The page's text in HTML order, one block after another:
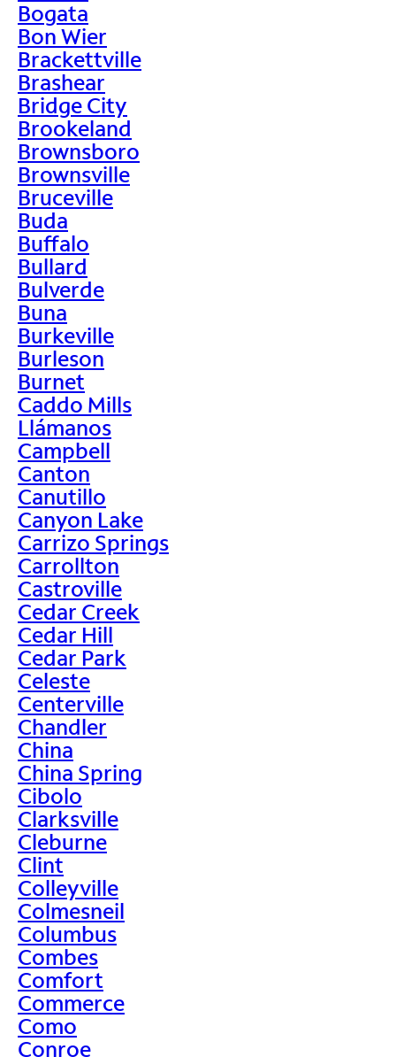
Bogata
Bon Wier
Brackettville
Brashear
Bridge City
Brookeland
Brownsboro
Brownsville
Bruceville
Buda
Buffalo
Bullard
Bulverde
Buna
Burkeville
Burleson
Burnet
Caddo Mills
Llámanos
Campbell
Canton
Canutillo
Canyon Lake
Carrizo Springs
Carrollton
Castroville
Cedar Creek
Cedar Hill
Cedar Park
Celeste
Centerville
Chandler
China
China Spring
Cibolo
Clarksville
Cleburne
Clint
Colleyville
Colmesneil
Columbus
Combes
Comfort
Commerce
Como
Conroe